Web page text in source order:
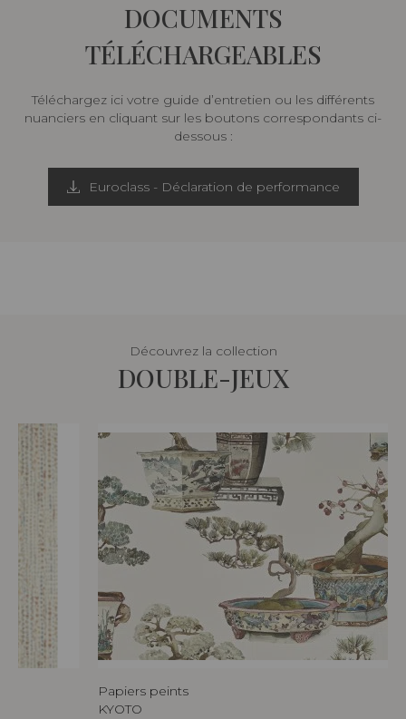
DOCUMENTS
TÉLÉCHARGEABLES
Téléchargez ici votre guide d’entretien ou les différents
nuanciers en cliquant sur les boutons correspondants ci-
dessous :
Euroclass - Déclaration de performance
Découvrez la collection
DOUBLE-JEUX
Papiers peints
KYOTO